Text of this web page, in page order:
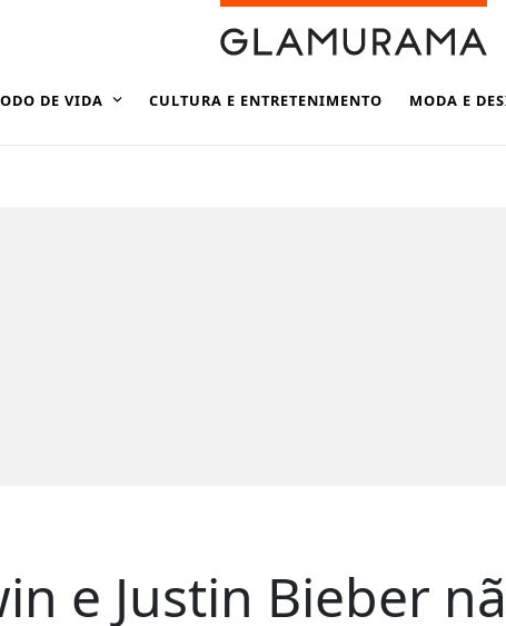
DE VIDA CULTURA E ENTRETENIMENTO MODA E
e Justin Bieber